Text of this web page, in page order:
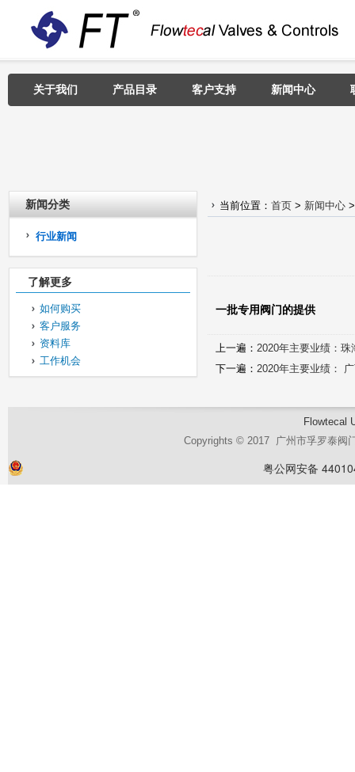
关于我们 产品目录 客户支持 新闻中心
新闻分类
行业新闻
了解更多
如何购买
客户服务
资料库
工作机会
当前位置： 首页 > 新闻中心
一批专用阀门的提供
上一遍： 2020年主要业绩：
下一遍： 2020年主要业绩：
Flowtecal
Copyrights © 2017 广州市孚罗泰阀
粤公网安备